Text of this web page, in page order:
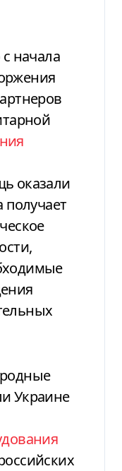
начала
оказали
получает
Украине